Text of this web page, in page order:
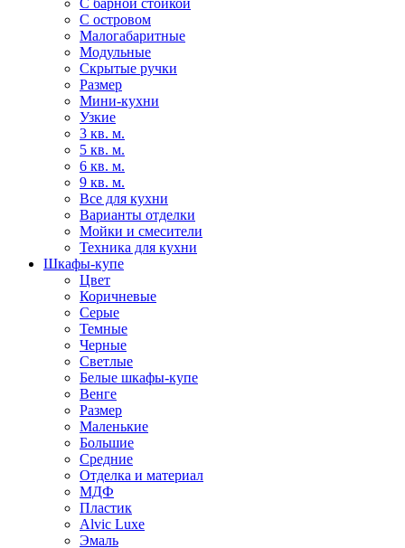
С барной стойкой
С островом
Малогабаритные
Модульные
Скрытые ручки
Размер
Мини-кухни
Узкие
3 кв. м.
5 кв. м.
6 кв. м.
9 кв. м.
Все для кухни
Варианты отделки
Мойки и смесители
Техника для кухни
Шкафы-купе
Цвет
Коричневые
Серые
Темные
Черные
Светлые
Белые шкафы-купе
Венге
Размер
Маленькие
Большие
Средние
Отделка и материал
МДФ
Пластик
Alvic Luxe
Эмаль